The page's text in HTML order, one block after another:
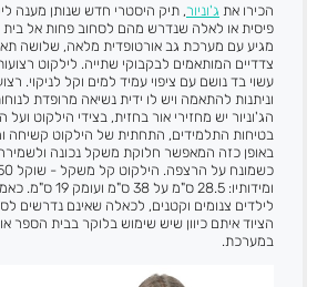
הכירו את ג'וניור, תיק היסטרי חדש שנותן מענה
פיסית או לאלה שנדרש מהם לסחוב פחות אל בית
צדדיים המותאמים לבקבוקי שתייה. לילקוט
עשוי בד נושם עם ציפוי עמיד למים וקל לניקוי.
וניתנות להתאמה ויש לו ידית נשיאה מרופדת
הג'וניור יש מחזירי אור בחזית, בצידי הילקוט
בטיחות התלמידים, התחתית של הילקוט קשיחה
באופן כזה המאפשר חלוקת משקל נכונה
ומידותיו: 28.5 ס"מ
לילדים צנומים וקטנים, לכאלה שאינם נדרשים
הציוד איתם כיוון שיש שימוש בלוקר בבית הספר
במערכת.